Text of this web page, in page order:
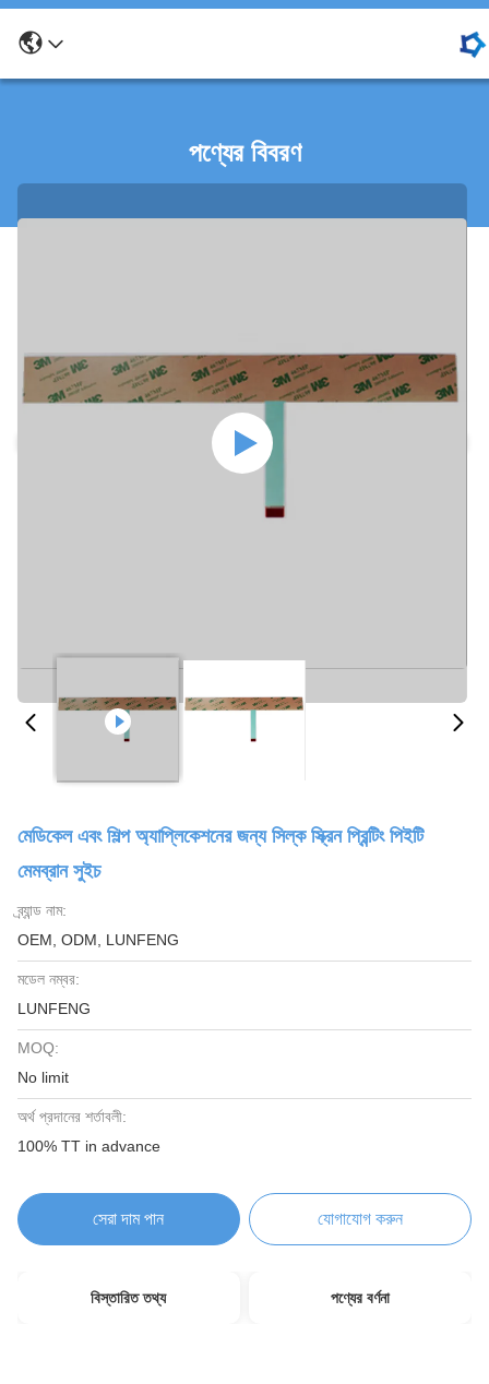
পণ্যের বিবরণ
মেডিকেল এবং শিল্প অ্যাপ্লিকেশনের জন্য সিল্ক স্ক্রিন প্রিন্টিং পিইটি
মেমব্রান সুইচ
ব্র্যান্ড নাম:
OEM, ODM, LUNFENG
মডেল নম্বর:
LUNFENG
MOQ:
No limit
অর্থ প্রদানের শর্তাবলী:
100% TT in advance
সেরা দাম পান যোগাযোগ করুন
বিস্তারিত তথ্য পণ্যের বর্ণনা